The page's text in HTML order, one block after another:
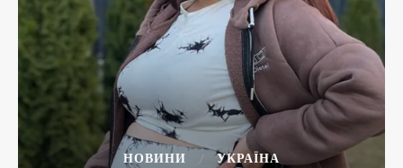
НОВИНИ УКРАЇНА